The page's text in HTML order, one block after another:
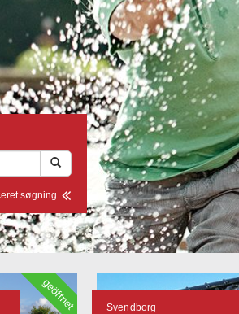
søgning
geöffnet Svendborg